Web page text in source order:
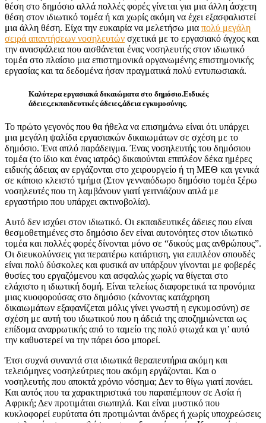
θέση στο δημόσιο αλλά πολλές φορές γίνεται για μια άλλη άσχετη
θέση στον ιδιωτικό τομέα ή και χωρίς ακόμη να έχει εξασφαλιστεί
μια άλλη θέση. Είχα την ευκαιρία να μελετήσω μια πολύ μεγάλη
σειρά απαντήσεων νοσηλευτών σχετικά με το εργασιακό άγχος και
την ανασφάλεια που αισθάνεται ένας νοσηλευτής στον ιδιωτικό
τομέα στο πλαίσιο μια επιστημονικά οργανωμένης επιστημονικής
εργασίας και τα δεδομένα ήσαν πραγματικά πολύ εντυπωσιακά.
Καλύτερα εργασιακά δικαιώματα στο δημόσιο.Ειδικές
άδειες,εκπαιδευτικές άδειες,άδεια εγκυμοσύνης.
Το πρώτο γεγονός που θα ήθελα να επισημάνω είναι ότι υπάρχει
μια μεγάλη ψαλίδα εργασιακών δικαιωμάτων σε σχέση με το
δημόσιο. Ένα απλό παράδειγμα. Ένας νοσηλευτής του δημόσιου
τομέα (το ίδιο και ένας ιατρός) δικαιούνται επιπλέον δέκα ημέρες
ειδικής άδειας αν εργάζονται στο χειρουργείο ή τη ΜΕΘ και γενικά
σε κάποιο κλειστό τμήμα (Στον γενναιόδωρο δημόσιο τομέα ξέρω
νοσηλευτές που τη λαμβάνουν γιατί γειτνιάζουν απλά με
εργαστήριο που υπάρχει ακτινοβολία).
Αυτό δεν ισχύει στον ιδιωτικό. Οι εκπαιδευτικές άδειες που είναι
θεσμοθετημένες στο δημόσιο δεν είναι αυτονόητες στον ιδιωτικό
τομέα και πολλές φορές δίνονται μόνο σε “δικούς μας ανθρώπους”.
Οι διευκολύνσεις για περαιτέρω κατάρτιση, για επιπλέον σπουδές
είναι πολύ δύσκολες και φυσικά αν υπάρξουν γίνονται με φοβερές
θυσίες του εργαζόμενου και ασφαλώς χωρίς να θίγεται στο
ελάχιστο η ιδιωτική δομή. Είναι τελείως διαφορετικά τα προνόμια
μιας κυοφορούσας στο δημόσιο (κάνοντας κατάχρηση
δικαιωμάτων εξαφανίζεται μόλις γίνει γνωστή η εγκυμοσύνη) σε
σχέση με αυτή του ιδιωτικού που η άδειά της αποζημιώνεται ως
επίδομα αναρρωτικής από το ταμείο της πολύ φτωχά και γι’ αυτό
την καθυστερεί να την πάρει όσο μπορεί.
Έτσι συχνά συναντά στα ιδιωτικά θεραπευτήρια ακόμη και
τελειόμηνες νοσηλεύτριες που ακόμη εργάζονται. Και ο
νοσηλευτής που αποκτά χρόνιο νόσημα; Δεν το θίγω γιατί πονάει.
Και αυτός που τα χαρακτηριστικά του παραπέμπουν σε Ασία ή
Αφρική; Δεν προτιμάται σιωπηλά. Και είναι μυστικό που
κυκλοφορεί ευρύτατα ότι προτιμώνται άνδρες ή χωρίς υποχρεώσεις